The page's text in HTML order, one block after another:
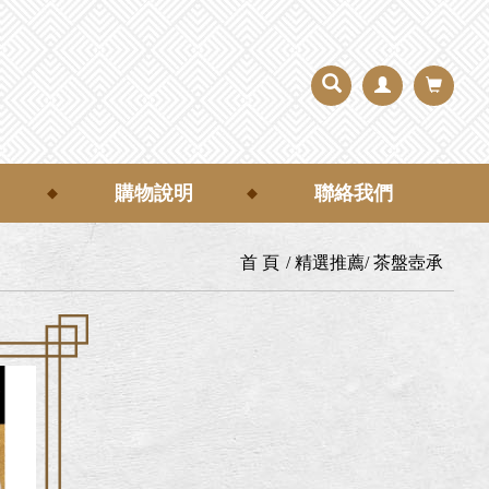
購物說明 聯絡我們
首 頁 精選推薦 茶盤壺承